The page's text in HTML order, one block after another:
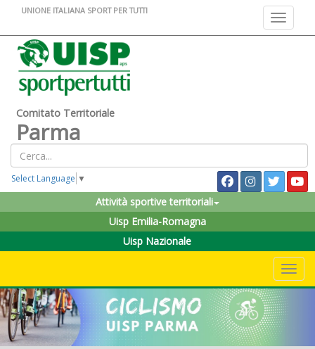
Toggle
UNIONE ITALIANA SPORT PER TUTTI
Comitato Territoriale
Parma
Select Language ▼
Attività sportive territoriali
Uisp Emilia-Romagna
Uisp Nazionale